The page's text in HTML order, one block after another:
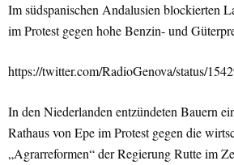
Im südspanischen Andalusien blockierten
im Protest gegen hohe Benzin- und
https://twitter.com/RadioGenova/status/
In den Niederlanden entzündeten Bauern
Rathaus von Epe im Protest gegen die
„Agrarreformen“ der Regierung Rutte im